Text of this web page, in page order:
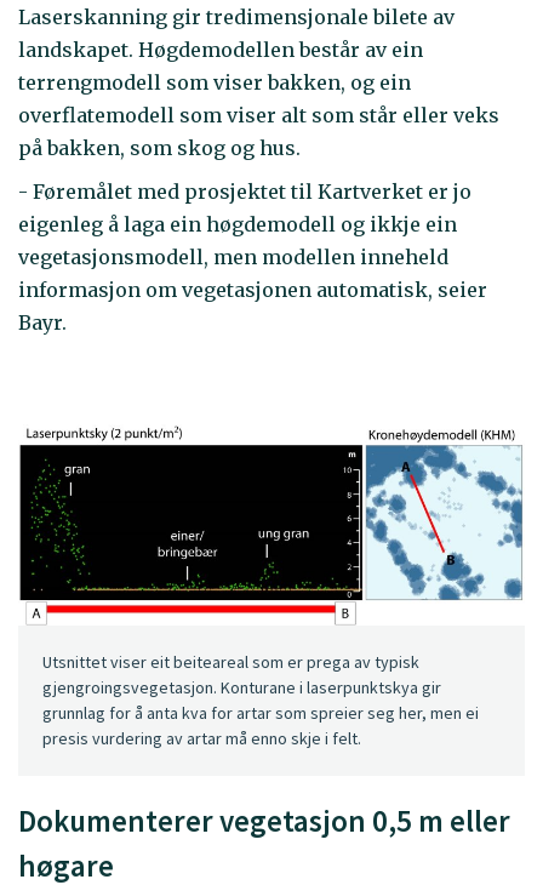
Laserskanning gir tredimensjonale bilete av
landskapet. Høgdemodellen består av ein
terrengmodell som viser bakken, og ein
overflatemodell som viser alt som står eller veks
på bakken, som skog og hus.
- Føremålet med prosjektet til Kartverket er jo
eigenleg å laga ein høgdemodell og ikkje ein
vegetasjonsmodell, men modellen inneheld
informasjon om vegetasjonen automatisk, seier
Bayr.
Utsnittet viser eit beiteareal som er prega av typisk
gjengroingsvegetasjon. Konturane i laserpunktskya gir
grunnlag for å anta kva for artar som spreier seg her, men ei
presis vurdering av artar må enno skje i felt.
Dokumenterer vegetasjon 0,5 m eller
høgare